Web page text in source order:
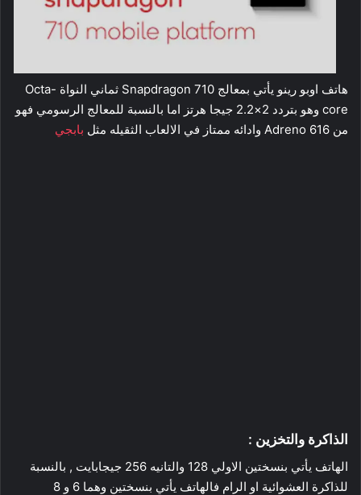
هاتف اوبو رينو يأتي بمعالج Snapdragon 710 ثماني النواة Octa-
core وهو بتردد 2×2.2 جيجا هرتز اما بالنسبة للمعالج الرسومي فهو
من Adreno 616 وادائه ممتاز في الالعاب الثقيله مثل
بابجي
الذاكرة والتخزين :
الهاتف يأتي بنسختين الاولي 128 والتانيه 256 جيجابايت , بالنسبة
للذاكرة العشوائية او الرام فالهاتف يأتي بنسختين وهما 6 و 8